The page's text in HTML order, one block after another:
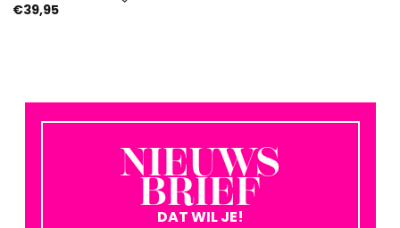
€39,95
NIEUWS
BRIEF
DAT WIL JE!